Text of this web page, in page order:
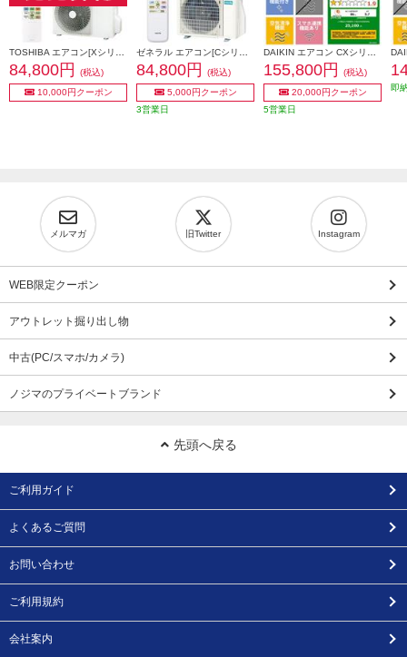
84,800円
(税込)
10,000円クーポン
84,800円
(税込)
5,000円クーポン
3営業日
155,800円
(税込)
20,000円クーポン
5営業日
即
メルマガ 旧Twitter Instagram
WEB限定クーポン
アウトレット掘り出し物
中古(PC/スマホ/カメラ)
ノジマのプライベートブランド
先頭へ戻る
ご利用ガイド
よくあるご質問
お問い合わせ
ご利用規約
会社案内